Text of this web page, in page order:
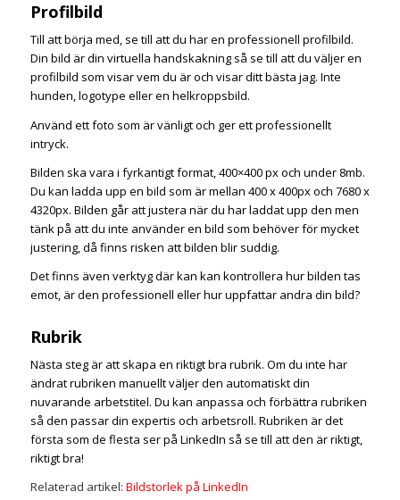
Profilbild
Till att börja med, se till att du har en professionell profilbild.
Din bild är din virtuella handskakning så se till att du väljer en
profilbild som visar vem du är och visar ditt bästa jag. Inte
hunden, logotype eller en helkroppsbild.
Använd ett foto som är vänligt och ger ett professionellt
intryck.
Bilden ska vara i fyrkantigt format, 400×400 px och under 8mb.
Du kan ladda upp en bild som är mellan 400 x 400px och 7680 x
4320px. Bilden går att justera när du har laddat upp den men
tänk på att du inte använder en bild som behöver för mycket
justering, då finns risken att bilden blir suddig.
Det finns även verktyg där kan kan kontrollera hur bilden tas
emot, är den professionell eller hur uppfattar andra din bild?
Rubrik
Nästa steg är att skapa en riktigt bra rubrik. Om du inte har
ändrat rubriken manuellt väljer den automatiskt din
nuvarande arbetstitel. Du kan anpassa och förbättra rubriken
så den passar din expertis och arbetsroll. Rubriken är det
första som de flesta ser på LinkedIn så se till att den är riktigt,
riktigt bra!
Relaterad artikel: Bildstorlek på LinkedIn